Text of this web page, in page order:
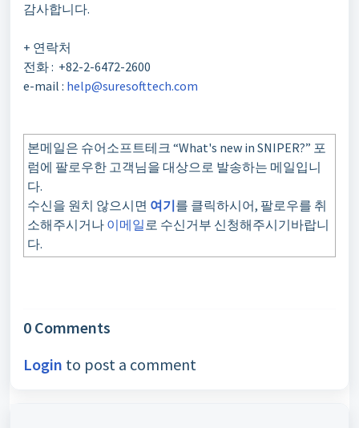
감사합니다.
+ 연락처
전화: +82-2-6472-2600
e-mail : help@suresofttech.com
본메일은 슈어소프트테크 “What's new in SNIPER?” 포
럼에 팔로우한 고객님을 대상으로 발송하는 메일입니
다.
수신을 원치 않으시면 여기를 클릭하시어, 팔로우를 취
소해주시거나 이메일로 수신거부 신청해주시기바랍니
다.
0 Comments
Login to post a comment